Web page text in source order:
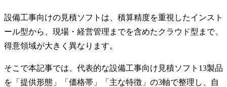
設備工事向けの見積ソフトは、積算精度を重視したインスト
ール型から、現場・経営管理までを含めたクラウド型まで、
得意領域が大きく異なります。
そこで本記事では、代表的な設備工事向け見積ソフト13製品
を「提供形態」「価格帯」「主な特徴」の3軸で整理し、自